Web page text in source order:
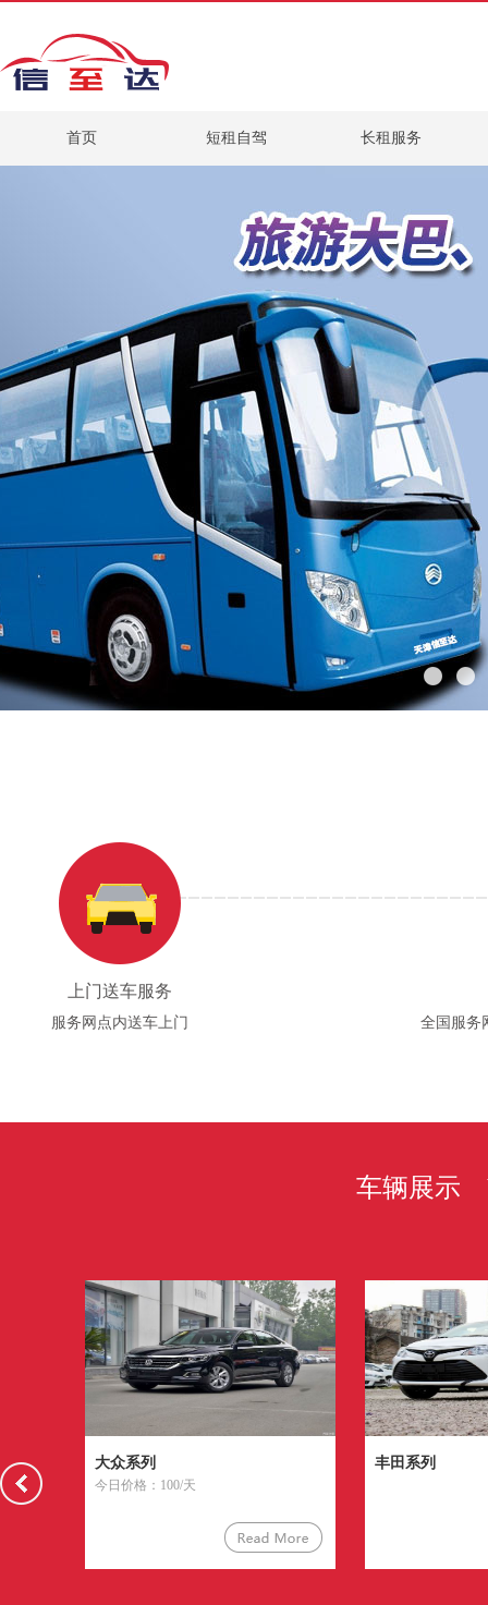
首页 短租自驾 长租服务
上门送车服务
服务网点内送车上门 全国服务
车辆展示
大众系列
今日价格：100/天
丰田系列